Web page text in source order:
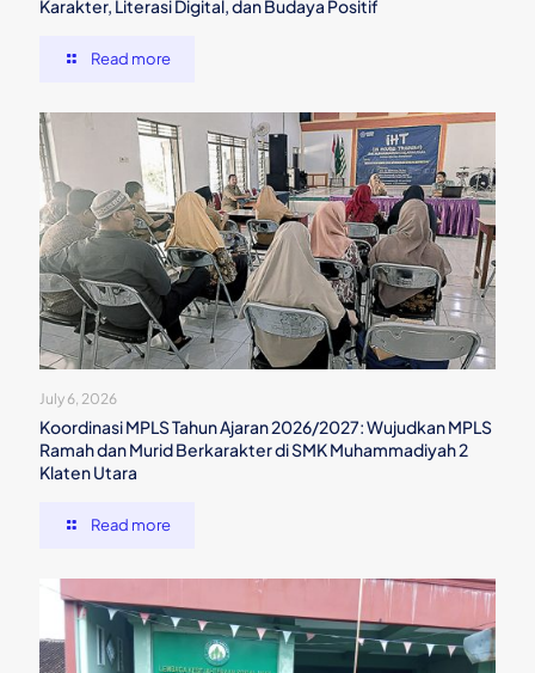
Karakter, Literasi Digital, dan Budaya Positif
Read more
July 6, 2026
Koordinasi MPLS Tahun Ajaran 2026/2027: Wujudkan MPLS
Ramah dan Murid Berkarakter di SMK Muhammadiyah 2
Klaten Utara
Read more